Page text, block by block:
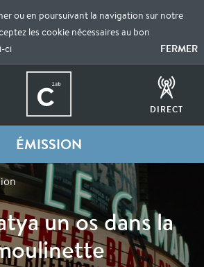
ou en poursuivant la navigation sur notre
les cookie nécessaires au bon
ci
FERMER
DIRECT
ÉMISSION
un os dans la